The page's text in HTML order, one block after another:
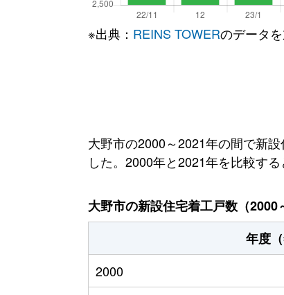
※出典： REINS TOWERのデータ
大野市の2000～2021年の間で新
した。2000年と2021年を比較する
大野市の新設住宅着工戸数（2000
年度（
2000